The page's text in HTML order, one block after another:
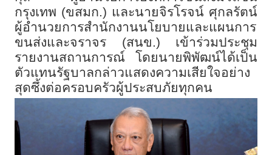
กรุงเทพ (ขสมก.) และนายจิรโรจน์ ศุกลรัตน์
ผู้อำนวยการสำนักงานนโยบายและแผนการ
ขนส่งและจราจร (สนข.) เข้าร่วมประชุม
รายงานสถานการณ์ โดยนายพิพัฒน์ได้เป็น
ตัวแทนรัฐบาลกล่าวแสดงความเสียใจอย่าง
สุดซึ้งต่อครอบครัวผู้ประสบภัยทุกคน